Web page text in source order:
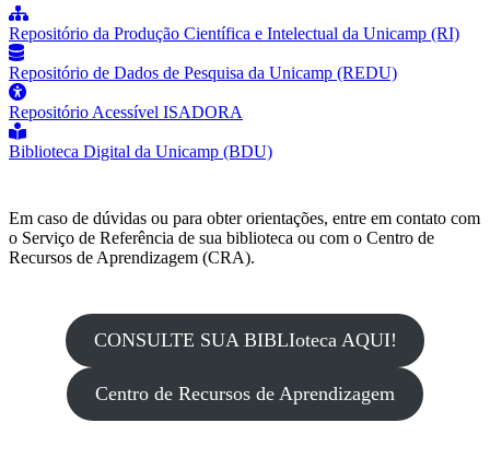
Repositório da Produção Científica e Intelectual da Unicamp (RI)
Repositório de Dados de Pesquisa da Unicamp (REDU)
Repositório Acessível ISADORA
Biblioteca Digital da Unicamp (BDU)
Em caso de dúvidas ou para obter orientações, entre em contato com
o Serviço de Referência de sua biblioteca ou com o Centro de
Recursos de Aprendizagem (CRA).
CONSULTE SUA BIBLIoteca AQUI!
Centro de Recursos de Aprendizagem